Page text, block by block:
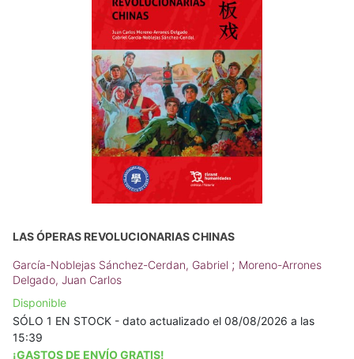
LAS ÓPERAS REVOLUCIONARIAS CHINAS
García-Noblejas Sánchez-Cerdan, Gabriel ; Moreno-Arrones
Delgado, Juan Carlos
Disponible
SÓLO 1 EN STOCK - dato actualizado el 08/08/2026 a las
15:39
¡GASTOS DE ENVÍO GRATIS!